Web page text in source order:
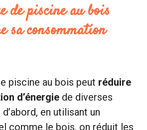
de piscine au bois
sa consommation
piscine au bois peut réduire
d’énergie de diverses
en utilisant un
comme le bois, on réduit les